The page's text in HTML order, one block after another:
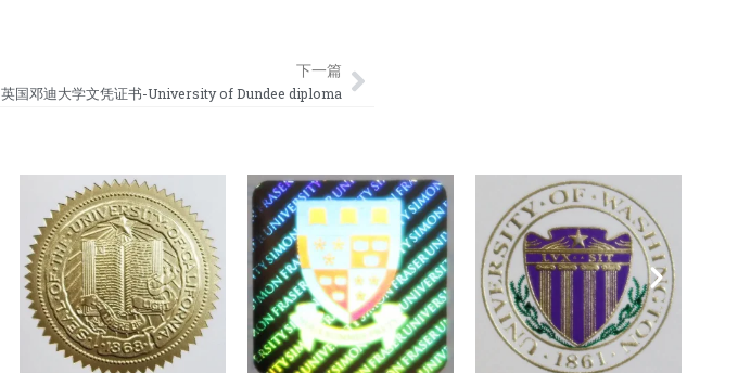
下一篇
英国邓迪大学文凭证书-University of Dundee diploma